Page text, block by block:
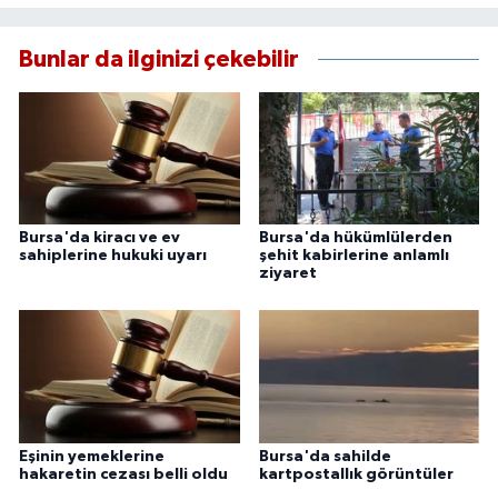
Bunlar da ilginizi çekebilir
Bursa'da kiracı ve ev
sahiplerine hukuki uyarı
Bursa'da hükümlülerden
şehit kabirlerine anlamlı
ziyaret
Eşinin yemeklerine
hakaretin cezası belli oldu
Bursa'da sahilde
kartpostallık görüntüler